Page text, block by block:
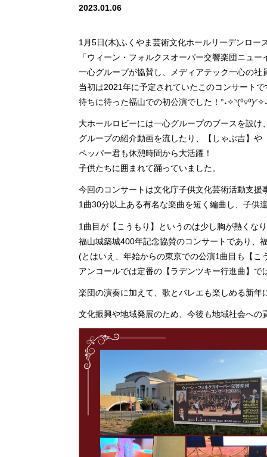
2023.01.06
1月5日(木)ふくやま芸術文化ホールリーデンロー
「ウィーン・フォルクスオーパー交響楽団ニュ
一心グループが協賛し、メディアテック一心の社
当初は2021年に予定されていたこのコンサート
待ちに待った福山での初公演でした！
大ホールロビーには一心グループのブースを設け
グループの紹介動画を流したり、【しゃぶ吉】
ペッパー君も休憩時間から大活躍！
子供たちに囲まれて踊っていました。
今回のコンサートは文化庁子供文化芸術活動支援
1曲30分以上ある有名な楽曲を短く編曲し、子供
1曲目が【こうもり】というのは少し胸が熱くな
福山城築城400年記念協賛のコンサートであり、
(とはいえ、年始からの東京での公演1曲目も【
アンコールでは定番の【ラデンツキー行進曲】
楽団の演奏に加えて、歌とバレエも楽しめる新
文化振興や地域発展のため、今後も地域社会への